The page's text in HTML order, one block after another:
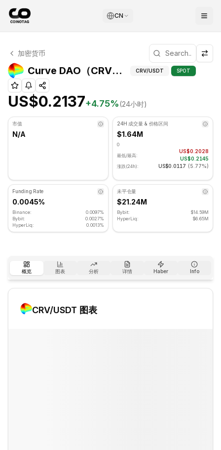
CN
Curve DAO 技术分析
Curve DAO 目前交易价格为 US$0.2137. RSI 指标为
加密货币
Curve DAO（CRV）价格 技术分析和支撑/
CRV/USDT SPOT
US$0.2137+4.75%(24小时)
市值
N/A
24H 成交量 & 价格区间
$1.64M
0
最低/最高:
US$0.2028
US$0.2145
涨跌(24h): US$0.0117 (5.77%)
Funding Rate
0.0045%
Binance:
0.0097%
Bybit:
0.0027%
HyperLiq:
0.0013%
未平仓量
$21.24M
Bybit:
$14.59M
HyperLiq:
$6.65M
概览 图表 分析 详情 Haber Info
CRV/USDT 图表